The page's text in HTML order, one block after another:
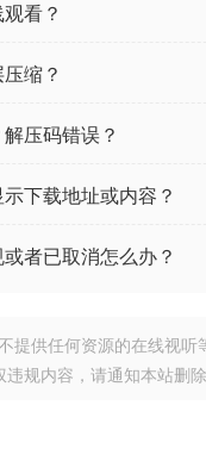
看？
缩？
压码错误？
下载地址或内容？
者已取消怎么办？
提供任何资源的在线视
规内容，请通知本站删除